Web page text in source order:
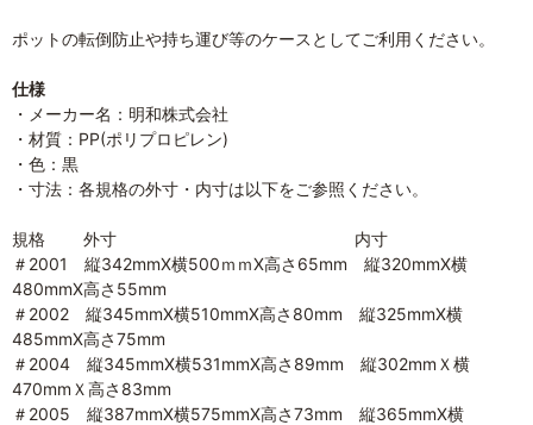
ポットの転倒防止や持ち運び等のケースとしてご利用ください。
仕様
・メーカー名：明和株式会社
・材質：PP(ポリプロピレン)
・色：黒
・寸法：各規格の外寸・内寸は以下をご参照ください。
規格 外寸 内寸
＃2001 縦342mmX横500ｍｍX高さ65mm 縦320mmX横
480mmX高さ55mm
＃2002 縦345mmX横510mmX高さ80mm 縦325mmX横
485mmX高さ75mm
＃2004 縦345mmX横531mmX高さ89mm 縦302mmＸ横
470mmＸ高さ83mm
＃2005 縦387mmX横575mmX高さ73mm 縦365mmX横